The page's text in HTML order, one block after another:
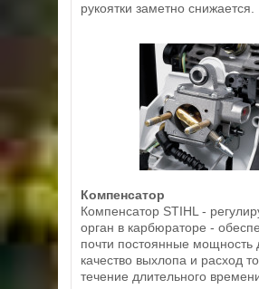
рукоятки заметно снижается.
Компенсатор
Компенсатор STIHL -
орган в карбюраторе -
почти постоянные мощность
качество выхлопа и расход
течение длительного